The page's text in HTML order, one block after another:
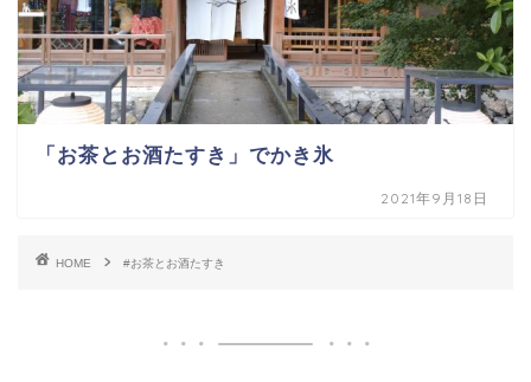
「お茶とお酒たすき」でかき氷
2021年9月18日
HOME #お茶とお酒たすき